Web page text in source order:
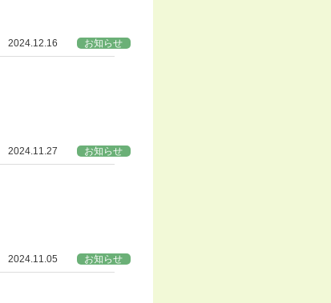
2024.12.16 お知らせ
2024.11.27 お知らせ
2024.11.05 お知らせ